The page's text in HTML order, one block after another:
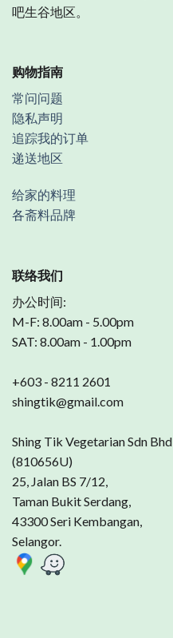
吧生谷地区。
购物指南
常问问题
隐私声明
追踪我的订单
递送地区
给家的料理
各斋料品牌
联络我们
办公时间:
M-F: 8.00am - 5.00pm
SAT: 8.00am - 1.00pm
+603 - 8211 2601
shingtik@gmail.com
Shing Tik Vegetarian Sdn Bhd
(810656U)
25, Jalan BS 7/12,
Taman Bukit Serdang,
43300 Seri Kembangan,
Selangor.